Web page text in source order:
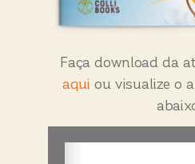
Faça download da
aqui ou visualize o